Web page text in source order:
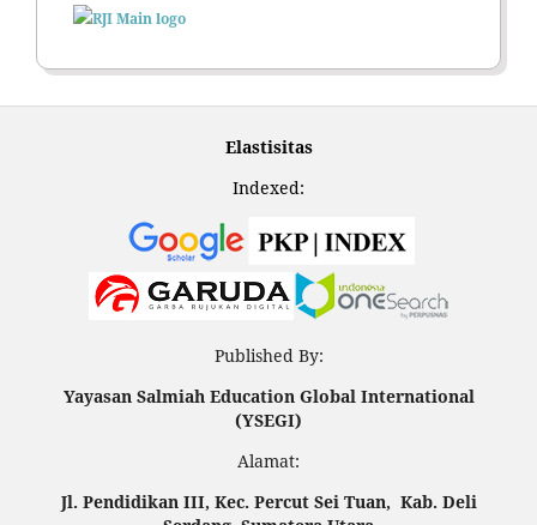
Elastisitas
Indexed:
Published By:
Yayasan Salmiah Education Global International
(YSEGI)
Alamat:
Jl. Pendidikan III, Kec. Percut Sei Tuan, Kab. Deli